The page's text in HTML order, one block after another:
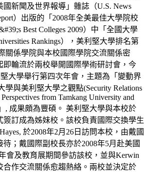
國新聞及世界報導」雜誌（U.S. News
）出版的「2008年全美最佳大學院校
Best Colleges 2009）中「全國大學
Rankings），美利堅大學排名第
關係學院與本校國際學院交流關係密
即輪流於兩校舉開國際學術研討會，今
大學舉行第四次年會，主題為「變動界
學與美利堅大學之觀點(Security Relations
from Tamkang University and
, 成果頗為豐碩。 美利堅大學與本校於
簽訂成為姊妹校。該校負責國際交換學生
於2008年2月26日訪問本校，由戴國
待；戴國際副校長亦於2008年5月赴美國
會及教育展期間參訪該校，並與Kerwin
合作交流關係愈趨熱絡。兩校並決定於